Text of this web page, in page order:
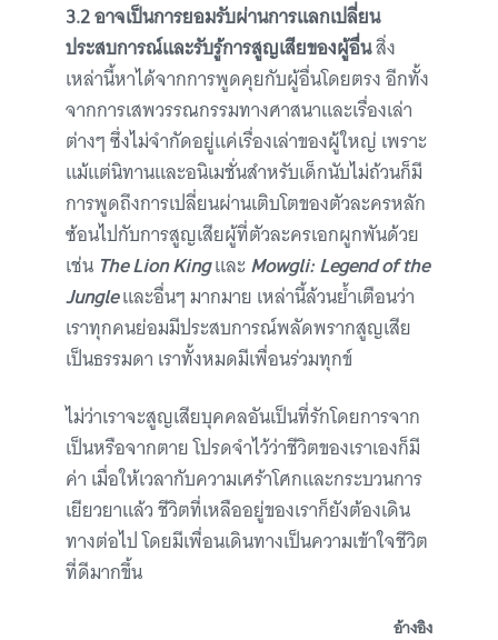
3.2 อาจเป็นการยอมรับผ่านการแลกเปลี่ยน
ประสบการณ์และรับรู้การสูญเสียของผู้อื่นสิ่ง
เหล่านี้หาได้จากการพูดคุยกับผู้อื่นโดยตรง อีกทั้ง
จากการเสพวรรณกรรมทางศาสนาและเรื่องเล่า
ต่างๆ ซึ่งไม่จำกัดอยู่แค่เรื่องเล่าของผู้ใหญ่ เพราะ
แม้แต่นิทานและอนิเมชั่นสำหรับเด็กนับไม่ถ้วนก็มี
การพูดถึงการเปลี่ยนผ่านเติบโตของตัวละครหลัก
ซ้อนไปกับการสูญเสียผู้ที่ตัวละครเอกผูกพันด้วย
เช่น The Lion Kingและ Mowgli: Legend of the
Jungleและอื่นๆ มากมาย เหล่านี้ล้วนย้ำเตือนว่า
เราทุกคนย่อมมีประสบการณ์พลัดพรากสูญเสีย
เป็นธรรมดา เราทั้งหมดมีเพื่อนร่วมทุกข์
ไม่ว่าเราจะสูญเสียบุคคลอันเป็นที่รักโดยการจาก
เป็นหรือจากตาย โปรดจำไว้ว่าชีวิตของเราเองก็มี
ค่า เมื่อให้เวลากับความเศร้าโศกและกระบวนการ
เยียวยาแล้ว ชีวิตที่เหลืออยู่ของเราก็ยังต้องเดิน
ทางต่อไป โดยมีเพื่อนเดินทางเป็นความเข้าใจชีวิต
ที่ดีมากขึ้น
อ้างอิง